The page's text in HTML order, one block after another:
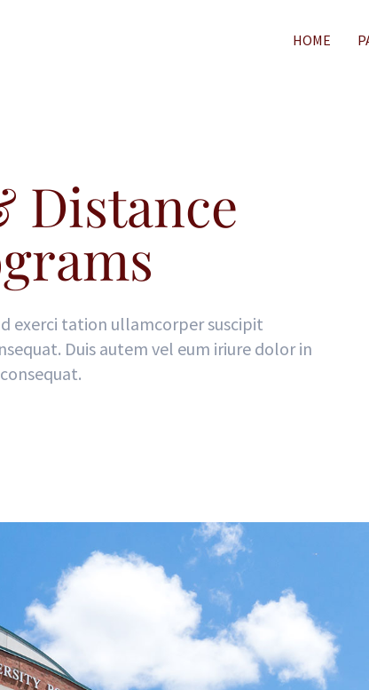
HOME
Distance
exerci tation ullamcorper suscipit
Duis autem vel eum iriure dolor in